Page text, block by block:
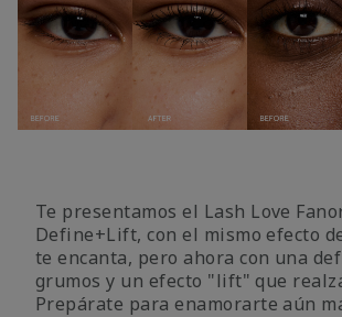
Te presentamos el Lash Love
Define+Lift, con el mismo efecto
te encanta, pero ahora con una
grumos y un efecto "lift" que
Prepárate para enamorarte aún